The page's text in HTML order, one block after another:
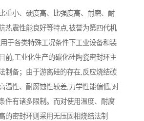
重小、硬度高、比强度高、耐磨、耐
热震性能良好等特点,被誉为第四代机
于各类特殊工况条件下工业设备和装
前,工业化生产的碳化硅陶瓷密封环主
制备；由于游离硅的存在,反应烧结碳
温性、耐腐蚀性较差,力学性能偏低,对
件有诸多限制。而对使用温度、耐腐
的密封环则采用无压固相烧结法制